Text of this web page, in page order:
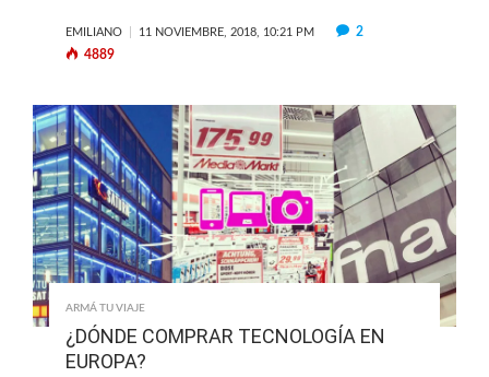
EMILIANO 11 NOVIEMBRE, 2018, 10:21 PM
2
4889
ARMÁ TU VIAJE
¿DÓNDE COMPRAR TECNOLOGÍA EN
EUROPA?